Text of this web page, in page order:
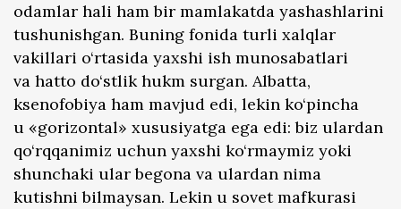
odamlar hali ham bir mamlakatda yashashlarini
tushunishgan. Buning fonida turli xalqlar
vakillari o‘rtasida yaxshi ish munosabatlari
va hatto do‘stlik hukm surgan. Albatta,
ksenofobiya ham mavjud edi, lekin ko‘pincha
u «gorizontal» xususiyatga ega edi: biz ulardan
qo‘rqqanimiz uchun yaxshi ko‘rmaymiz yoki
shunchaki ular begona va ulardan nima
kutishni bilmaysan. Lekin u sovet mafkurasi